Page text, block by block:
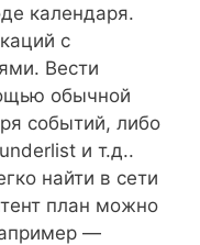
календаря.
с
Вести
обычной
событий, либо
и т.д..
найти в сети
план можно
—